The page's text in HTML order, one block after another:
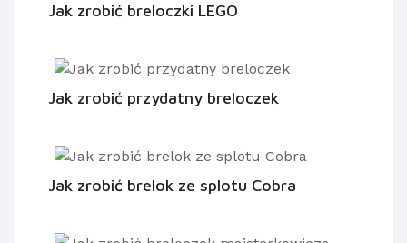
Jak zrobić breloczki LEGO
Jak zrobić przydatny breloczek
Jak zrobić brelok ze splotu Cobra